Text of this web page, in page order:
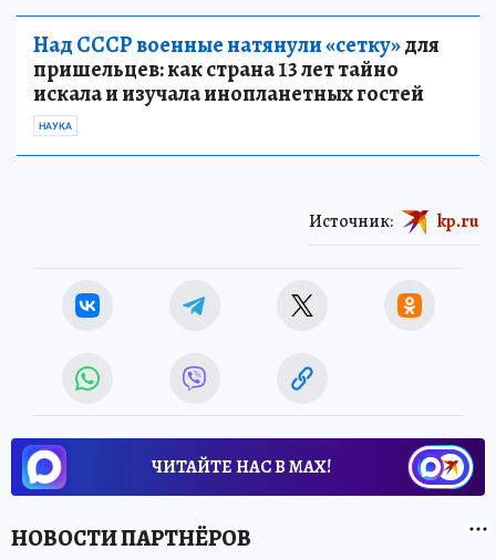
Над СССР военные натянули «сетку»для
пришельцев: как страна 13 лет тайно
искала и изучала инопланетных гостей
НАУКА
Источник: kp.ru
ЧИТАЙТЕ НАС В МАХ!